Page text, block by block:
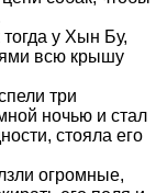
у Хын Бу,
всю крышу
три
ночью и стал
стояла его
огромные,